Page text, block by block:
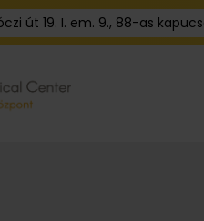
út 19. I. em. 9., 88-as